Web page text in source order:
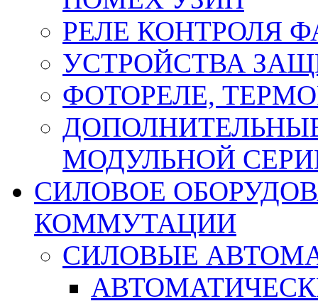
РЕЛЕ КОНТРОЛЯ
УСТРОЙСТВА
ФОТОРЕЛЕ,
МОДУЛЬНОЙ
СИЛОВОЕ
КОММУТАЦИИ
СИЛОВЫЕ